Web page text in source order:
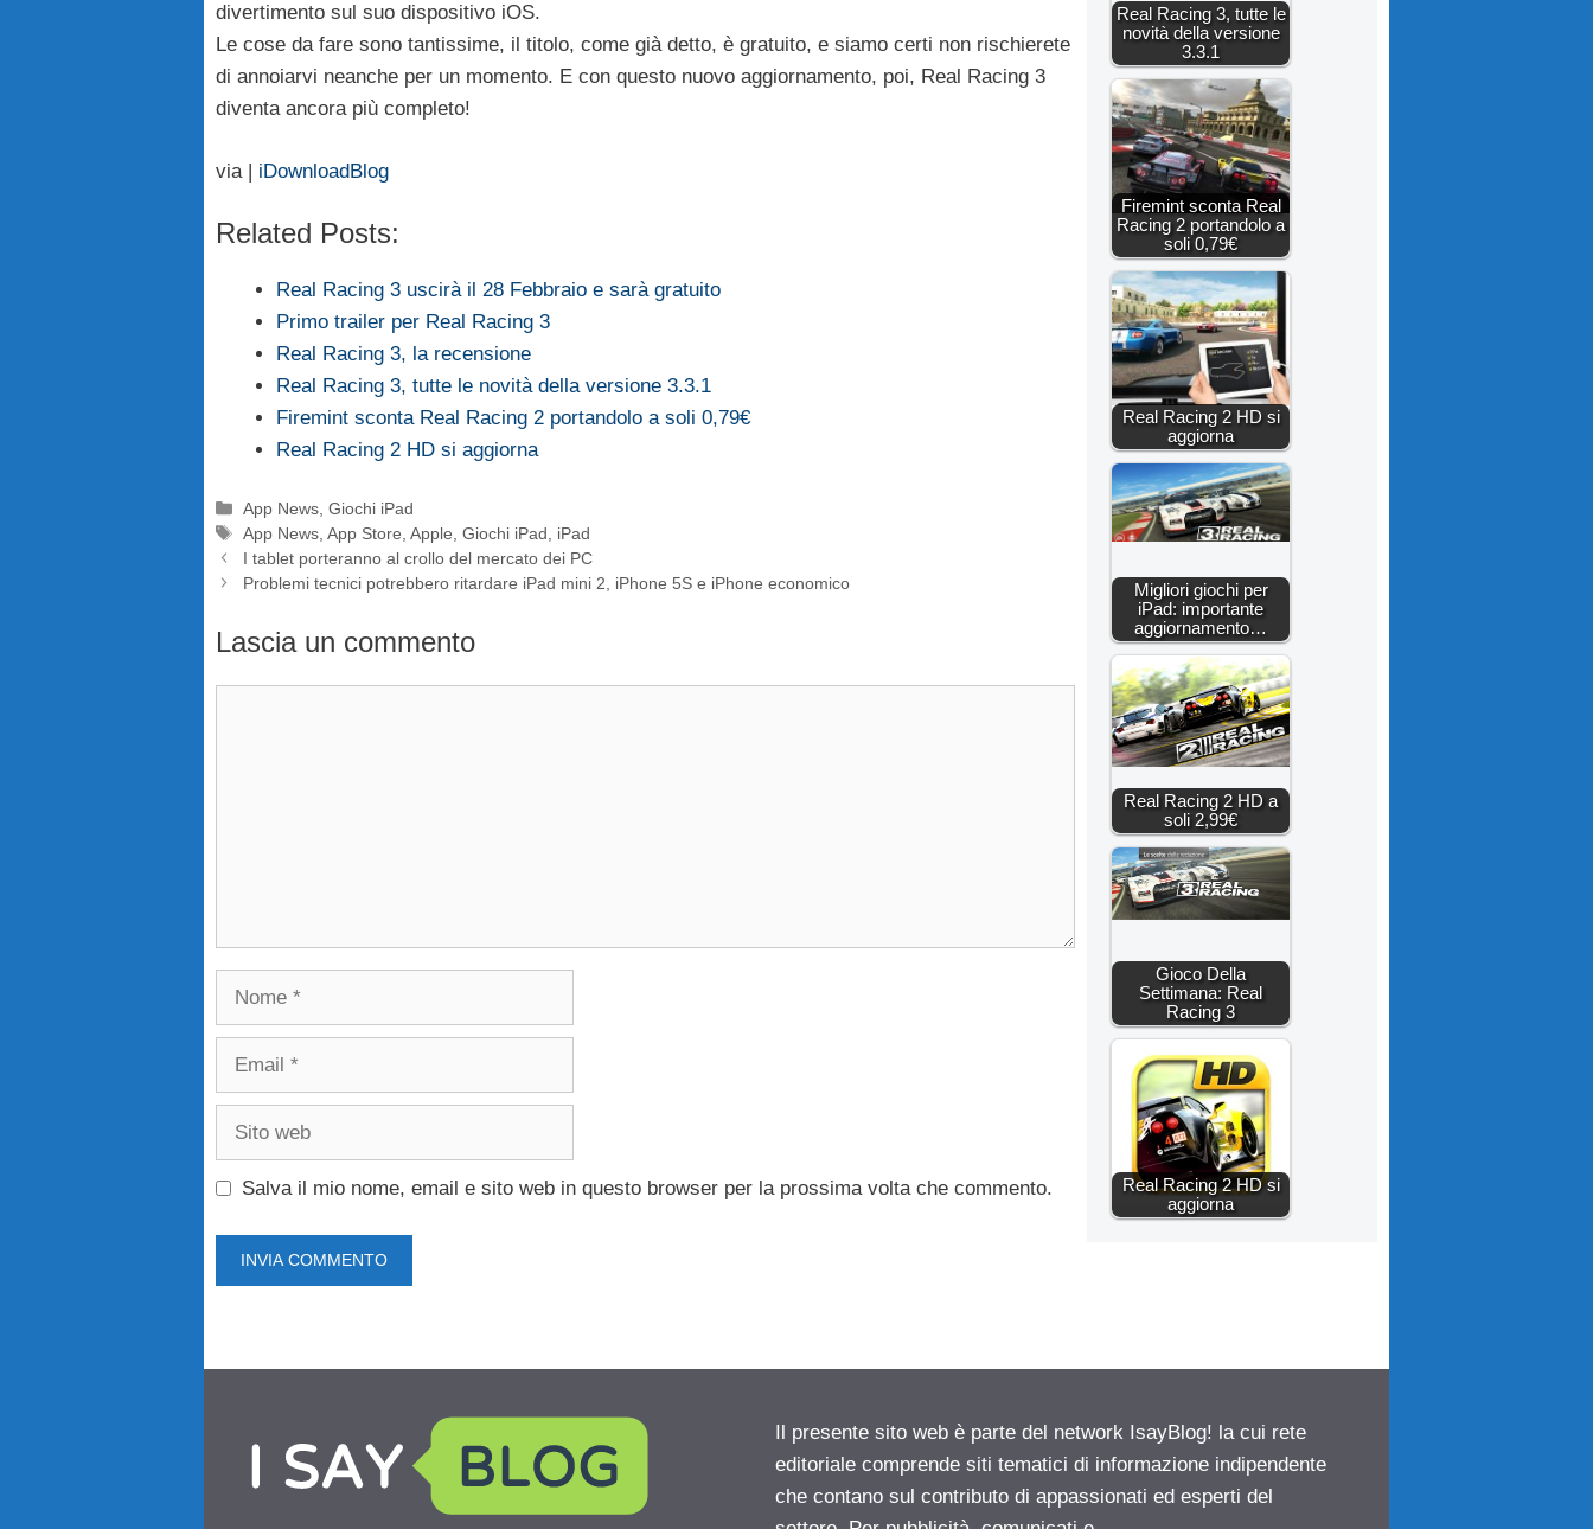
divertimento sul suo dispositivo iOS.
Le cose da fare sono tantissime, il titolo, come già detto, è gratuito, e siamo certi non rischierete
di annoiarvi neanche per un momento. E con questo nuovo aggiornamento, poi, Real Racing 3
diventa ancora più completo!
via | iDownloadBlog
Related Posts:
Real Racing 3 uscirà il 28 Febbraio e sarà gratuito
Primo trailer per Real Racing 3
Real Racing 3, la recensione
Real Racing 3, tutte le novità della versione 3.3.1
Firemint sconta Real Racing 2 portandolo a soli 0,79€
Real Racing 2 HD si aggiorna
Categorie
App News ,Giochi iPad
Tag
App News ,App Store ,Apple ,Giochi iPad
iPad
I tablet porteranno al crollo del mercato dei PC
Problemi tecnici potrebbero ritardare iPad mini 2, iPhone 5S e iPhone economico
Lascia un commento
Nome
Email
Sito
Salva il mio nome, email e sito web in questo browser per la prossima volta che commento.
Real Racing 3, tutte le
novità della versione
3.3.1
Firemint sconta Real
Racing 2 portandolo a
soli 0,79€
Real Racing 2 HD si
aggiorna
Migliori giochi per
iPad: importante
aggiornamento…
Real Racing 2 HD a
soli 2,99€
Gioco Della
Settimana: Real
Racing 3
Real Racing 2 HD si
aggiorna
Il presente sito web è parte del network IsayBlog! la cui rete
editoriale comprende siti tematici di informazione indipendente
che contano sul contributo di appassionati ed esperti del